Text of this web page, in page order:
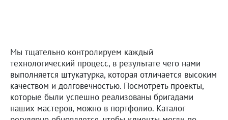
Мы тщательно контролируем каждый
технологический процесс, в результате чего нами
выполняется штукатурка, которая отличается высоким
качеством и долговечностью. Посмотреть проекты,
которые были успешно реализованы бригадами
наших мастеров, можно в портфолио. Каталог